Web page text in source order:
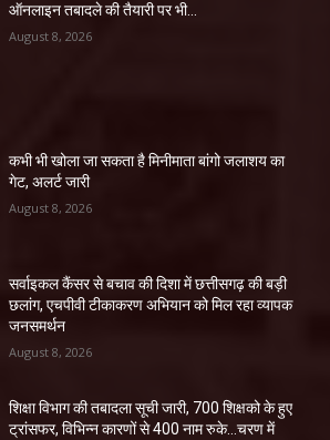
ऑनलाइन तबादले की तैयारी पर भी...
August 8, 2026
कभी भी खोला जा सकता है मिनीमाता बांगो जलाशय का
गेट, अलर्ट जारी
August 8, 2026
सर्वाइकल कैंसर से बचाव की दिशा में छत्तीसगढ़ की बड़ी
छलांग, एचपीवी टीकाकरण अभियान को मिल रहा व्यापक
जनसमर्थन
August 8, 2026
शिक्षा विभाग की तबादला सूची जारी, 700 शिक्षको के हुए
ट्रांसफर, विभिन्न कारणों से 400 नाम रुके…चरण में